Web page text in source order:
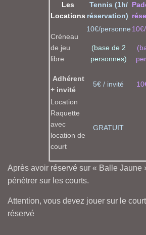
Les
Locations
Tennis (1h/
réservation)
Créneau
de jeu
libre
10€/personne
(base de 2
personnes)
Adhérent
+ invité
5€ / invité
Location
Raquette
avec
location de
court
GRATUIT
Après avoir réservé sur « Balle Jaune
pénétrer sur les courts.
Attention, vous devez jouer sur le
réservé